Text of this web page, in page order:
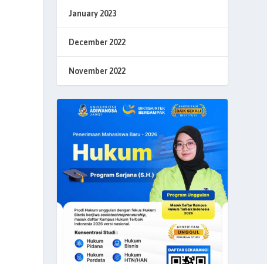
January 2023
December 2022
November 2022